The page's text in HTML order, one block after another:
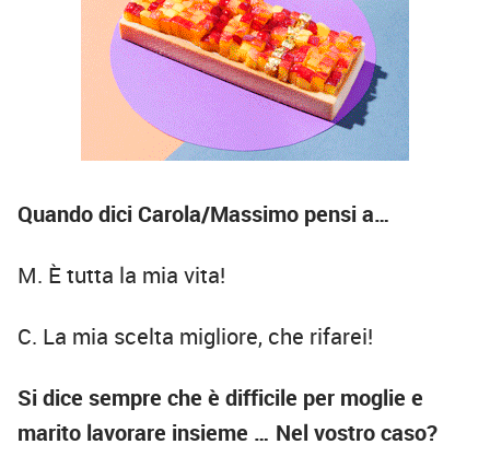
Quando dici Carola/Massimo pensi a…
M. È tutta la mia vita!
C. La mia scelta migliore, che rifarei!
Si dice sempre che è difficile per moglie e
marito lavorare insieme … Nel vostro caso?